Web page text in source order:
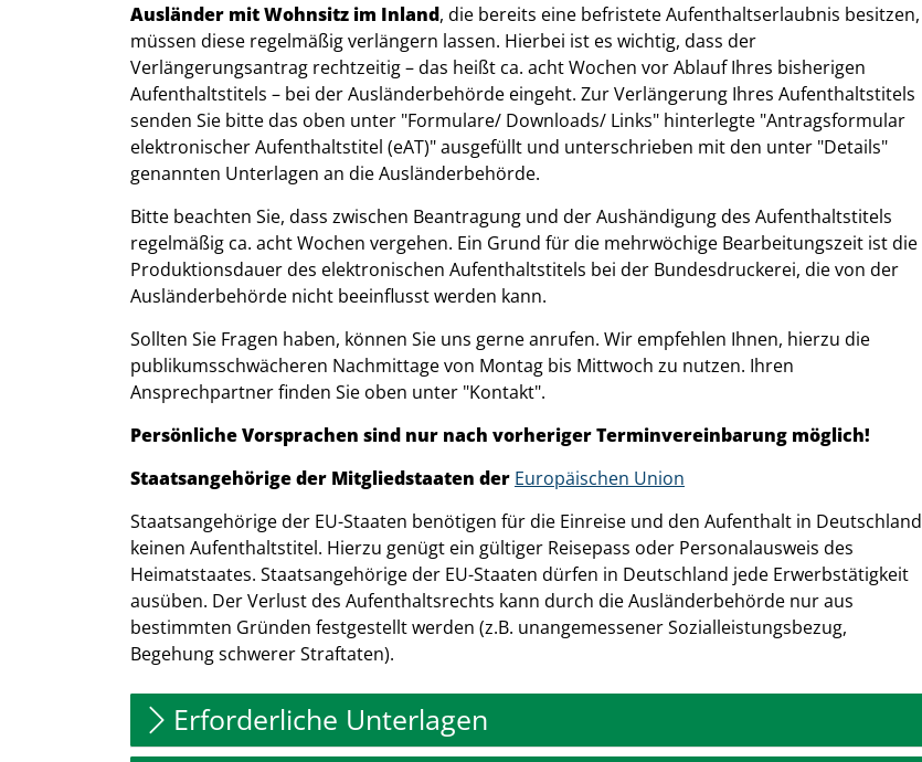
Ausländer mit Wohnsitz im Inland, die bereits eine befristete Aufenthaltserlaubnis besitzen,
müssen diese regelmäßig verlängern lassen. Hierbei ist es wichtig, dass der
Verlängerungsantrag rechtzeitig – das heißt ca. acht Wochen vor Ablauf Ihres bisherigen
Aufenthaltstitels – bei der Ausländerbehörde eingeht. Zur Verlängerung Ihres Aufenthaltstitels
senden Sie bitte das oben unter "Formulare/ Downloads/ Links" hinterlegte "Antragsformular
elektronischer Aufenthaltstitel (eAT)" ausgefüllt und unterschrieben mit den unter "Details"
genannten Unterlagen an die Ausländerbehörde.
Bitte beachten Sie, dass zwischen Beantragung und der Aushändigung des Aufenthaltstitels
regelmäßig ca. acht Wochen vergehen. Ein Grund für die mehrwöchige Bearbeitungszeit ist die
Produktionsdauer des elektronischen Aufenthaltstitels bei der Bundesdruckerei, die von der
Ausländerbehörde nicht beeinflusst werden kann.
Sollten Sie Fragen haben, können Sie uns gerne anrufen. Wir empfehlen Ihnen, hierzu die
publikumsschwächeren Nachmittage von Montag bis Mittwoch zu nutzen. Ihren
Ansprechpartner finden Sie oben unter "Kontakt".
Persönliche Vorsprachen sind nur nach vorheriger Terminvereinbarung möglich!
Staatsangehörige der Mitgliedstaaten der Europäischen Union
Staatsangehörige der EU-Staaten benötigen für die Einreise und den Aufenthalt in Deutschland
keinen Aufenthaltstitel. Hierzu genügt ein gültiger Reisepass oder Personalausweis des
Heimatstaates. Staatsangehörige der EU-Staaten dürfen in Deutschland jede Erwerbstätigkeit
ausüben. Der Verlust des Aufenthaltsrechts kann durch die Ausländerbehörde nur aus
bestimmten Gründen festgestellt werden (z.B. unangemessener Sozialleistungsbezug,
Begehung schwerer Straftaten).
Erforderliche Unterlagen